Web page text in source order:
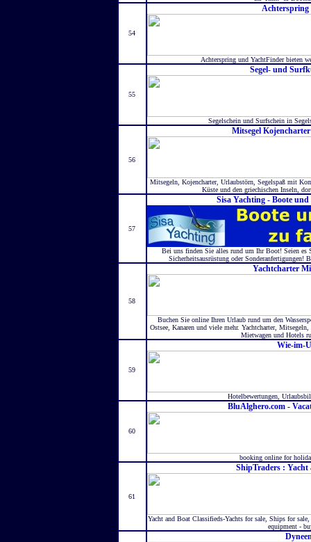
54
Achterspring
Achterspring und YachtFinder bieten
55
Segel- und
Segelschein und Surfschein in
56
Mitsegel
Mitsegeln, Kojencharter, Urlaubstörn, Segelspaß mit
Küste und den griechischen Inseln,
57
Sisa Yachting - Boote
Bei uns finden Sie alles rund um Ihr Boot! Seien es
Sicherheitsausrüstung oder
58
Yachtcharter
Buchen Sie online Ihren Urlaub rund um den
Ostsee, Kanaren und viele mehr. Yachtcharter,
Mietwagen und Hotels
59
Wie-im-
Hotelbewertungen,
60
BluAlghero.com -
booking online for
61
ShipTraders : Yacht
Yacht and Boat Classifieds-Yachts for sale, Ships for
equipment -